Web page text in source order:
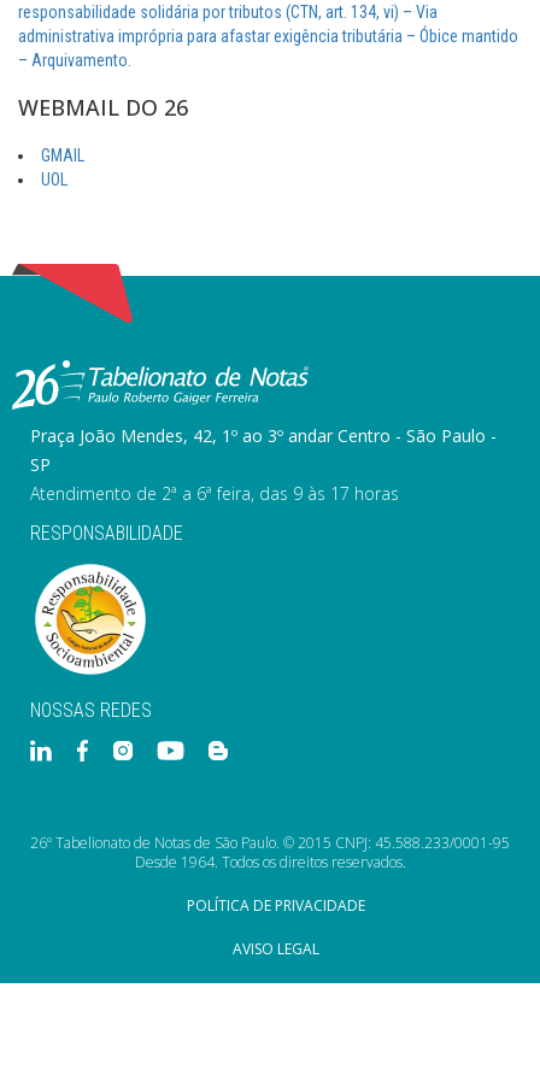
responsabilidade solidária por tributos (CTN, art. 134, vi) – Via
administrativa imprópria para afastar exigência tributária – Óbice mantido
– Arquivamento.
WEBMAIL DO 26
GMAIL
UOL
Praça João Mendes, 42, 1º ao 3º andar Centro - São Paulo -
SP
Atendimento de 2ª a 6ª feira, das 9 às 17 horas
RESPONSABILIDADE
NOSSAS REDES
26º Tabelionato de Notas de São Paulo. © 2015 CNPJ: 45.588.233/0001-95
Desde 1964. Todos os direitos reservados.
POLÍTICA DE PRIVACIDADE
AVISO LEGAL